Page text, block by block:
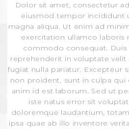
Dolor sit amet, consectetur
eiusmod tempor incididunt
magna aliqua. Ut enim ad
exercitation ullamco laboris
commodo consequat. Duis
reprehenderit in voluptate velit
fugiat nulla pariatur. Excepteur
non proident, sunt in culpa
anim id est laborum. Sed ut
iste natus error sit
doloremque laudantium,
ipsa quae ab illo inventore